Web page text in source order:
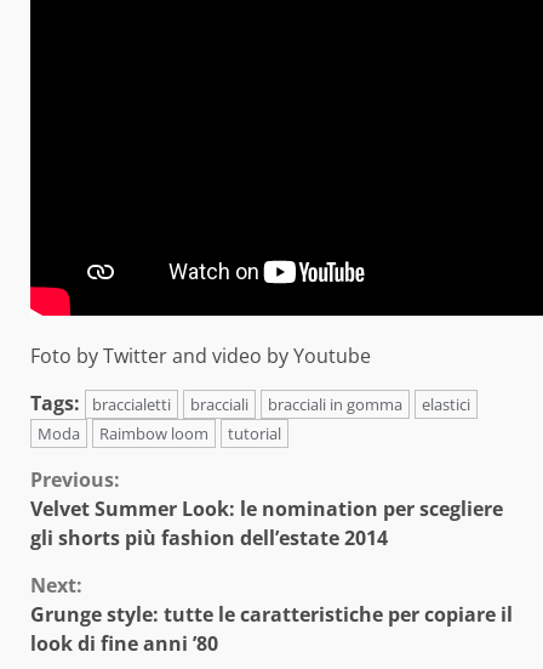
Foto by Twitter and video by Youtube
Tags:
braccialetti bracciali bracciali in gomma
elastici
Moda
Raimbow loom tutorial
Continue
Reading
Previous:
Velvet Summer Look: le nomination per scegliere
gli shorts più fashion dell’estate 2014
Next:
Grunge style: tutte le caratteristiche per copiare il
look di fine anni ’80